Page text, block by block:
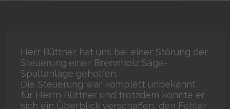
Herr Büttner hat uns bei einer Störung der
Steuerung einer Brennholz Säge-
Spaltanlage geholfen.
Die Steuerung war komplett unbekannt
für Herrn Büttner und trotzdem konnte er
sich ein Überblick verschaffen, den Fehler